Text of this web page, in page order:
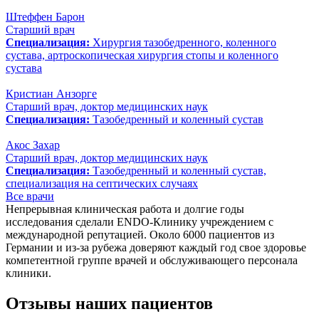
Штеффен Барон
Старший врач
Специализация: Хирургия тазобедренного, коленного
сустава, артроскопическая хирургия стопы и коленного
сустава
Кристиан Анзорге
Старший врач, доктор медицинских наук
Специализация: Тазобедренный и коленный сустав
Акос Захар
Старший врач, доктор медицинских наук
Специализация: Тазобедренный и коленный сустав,
специализация на септических случаях
Все врачи
Непрерывная клиническая работа и долгие годы
исследования сделали ENDO-Клинику учреждением с
международной репутацией. Около 6000 пациентов из
Германии и из-за рубежа доверяют каждый год свое здоровье
компетентной группе врачей и обслуживающего персонала
клиники.
Отзывы наших пациентов